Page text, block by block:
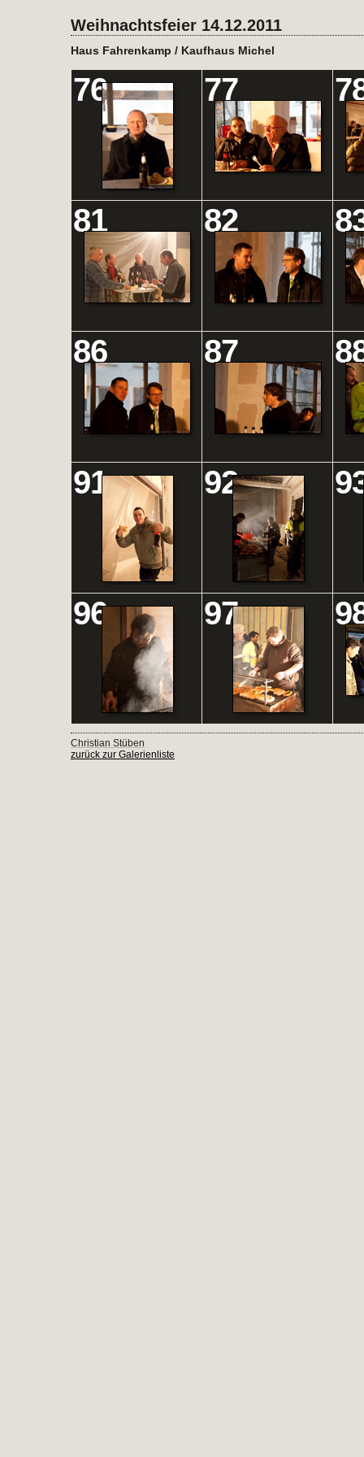
Weihnachtsfeier 14.12.2011
Haus Fahrenkamp / Kaufhaus Michel
76 77
81 82
86 87
91 92
96 97
Christian Stüben
zurück zur Galerienliste